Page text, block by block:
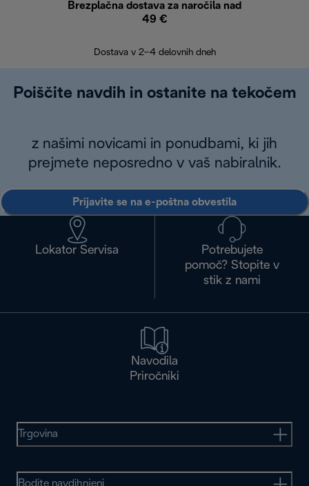
Brezplačna dostava za naročila nad
49 €
Dostava v 2–4 delovnih dneh
Poiščite navdih in ostanite na tekočem
z našimi novicami in ponudbami, ki jih
prejmete neposredno v vaš nabiralnik.
Prijavite se na e-poštna obvestila
Lokator Servisa
Potrebujete
pomoč? Stopite v
stik z nami
Navodila
Priročniki
Trgovina
Bodite navdihnjeni